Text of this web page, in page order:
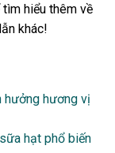
tìm hiểu thêm về
khác!
hưởng hương vị
hạt phổ biến